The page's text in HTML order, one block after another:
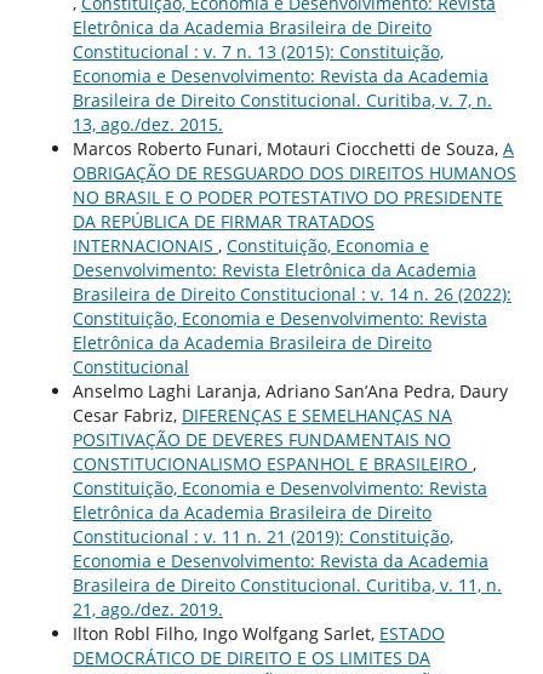
Eletrônica da Academia Brasileira de Direito
Constitucional : v. 7 n. 13 (2015): Constituição,
Economia e Desenvolvimento: Revista da Academia
Brasileira de Direito Constitucional. Curitiba, v. 7, n.
13, ago./dez. 2015.
Marcos Roberto Funari, Motauri Ciocchetti de Souza, A
OBRIGAÇÃO DE RESGUARDO DOS DIREITOS HUMANOS
NO BRASIL E O PODER POTESTATIVO DO PRESIDENTE
DA REPÚBLICA DE FIRMAR TRATADOS
INTERNACIONAIS , Constituição, Economia e
Desenvolvimento: Revista Eletrônica da Academia
Brasileira de Direito Constitucional : v. 14 n. 26 (2022):
Constituição, Economia e Desenvolvimento: Revista
Eletrônica da Academia Brasileira de Direito
Constitucional
Anselmo Laghi Laranja, Adriano San’Ana Pedra, Daury
Cesar Fabriz, DIFERENÇAS E SEMELHANÇAS NA
POSITIVAÇÃO DE DEVERES FUNDAMENTAIS NO
CONSTITUCIONALISMO ESPANHOL E BRASILEIRO ,
Constituição, Economia e Desenvolvimento: Revista
Eletrônica da Academia Brasileira de Direito
Constitucional : v. 11 n. 21 (2019): Constituição,
Economia e Desenvolvimento: Revista da Academia
Brasileira de Direito Constitucional. Curitiba, v. 11, n.
21, ago./dez. 2019.
Ilton Robl Filho, Ingo Wolfgang Sarlet, ESTADO
DEMOCRÁTICO DE DIREITO E OS LIMITES DA